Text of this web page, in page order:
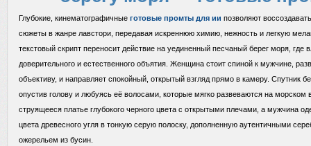
Глубокие, кинематографичные готовые промты для ии позволяют
сюжеты в жанре лавстори, передавая искреннюю химию, нежность и легкую
текстовый скрипт переносит действие на уединенный песчаный берег моря, где
доверительного и естественного объятия. Женщина стоит спиной к мужчине,
объективу, и направляет спокойный, открытый взгляд прямо в камеру. Спутник
опустив голову и любуясь её волосами, которые мягко развеваются на морском
струящееся платье глубокого черного цвета с открытыми плечами, а мужчина
цвета древесного угля в тонкую серую полоску, дополненную аутентичными
ожерельем из бусин.